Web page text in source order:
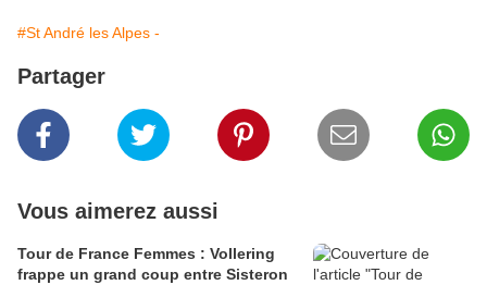
#St André les Alpes -
Partager
Vous aimerez aussi
Tour de France Femmes : Vollering
frappe un grand coup entre Sisteron